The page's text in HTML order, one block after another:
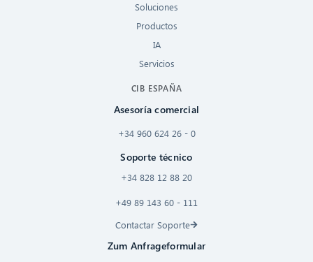
Soluciones
Productos
IA
Servicios
CIB ESPAÑA
Asesoría comercial
+34 960 624 26 - 0
Soporte técnico
+34 828 12 88 20
+49 89 143 60 - 111
Contactar Soporte
Zum Anfrageformular